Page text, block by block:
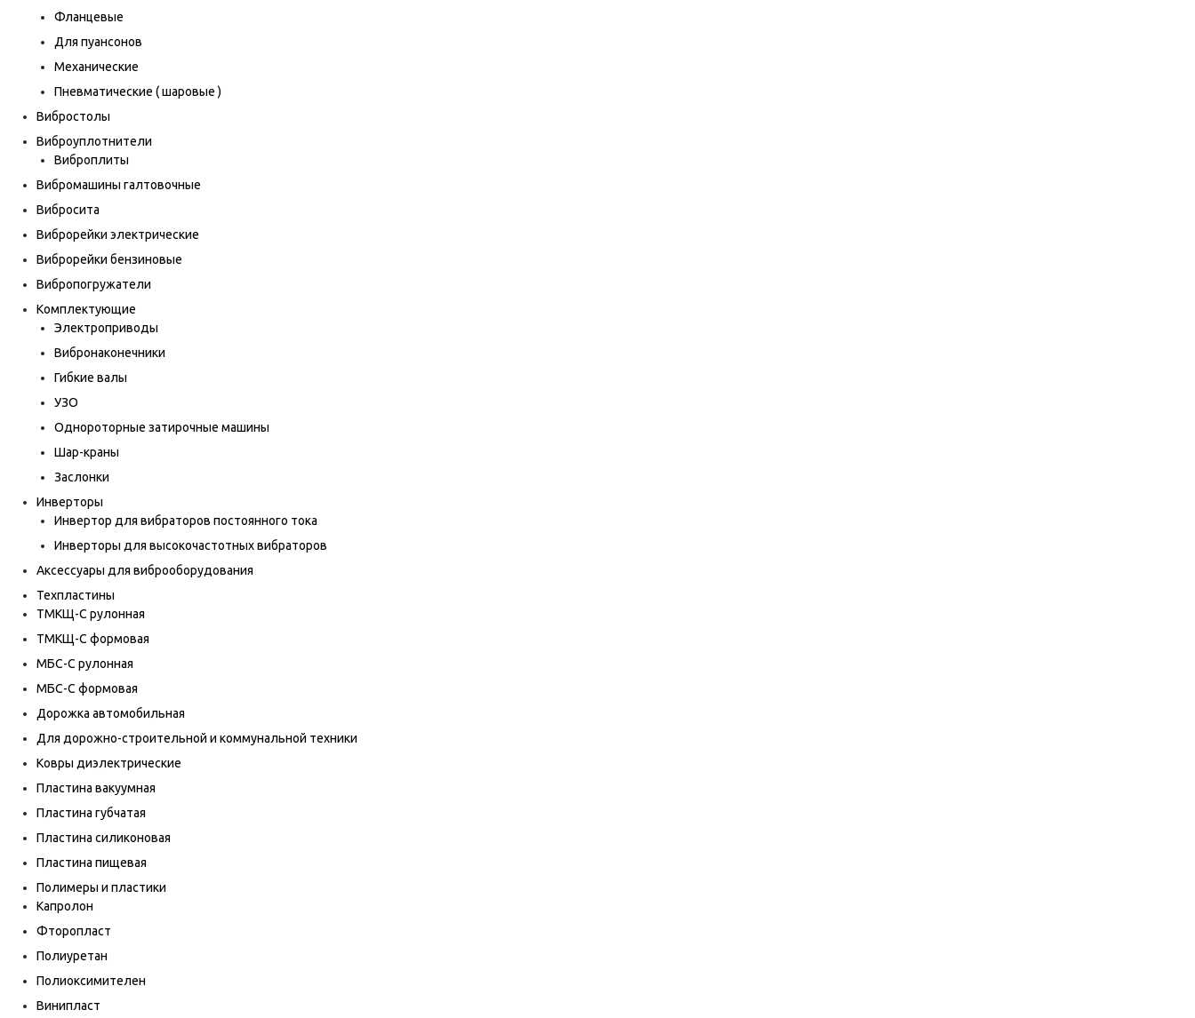
Фланцевые
Для пуансонов
Механические
Пневматические ( шаровые )
Вибростолы
Виброуплотнители
Виброплиты
Вибромашины галтовочные
Вибросита
Виброрейки электрические
Виброрейки бензиновые
Вибропогружатели
Комплектующие
Электроприводы
Вибронаконечники
Гибкие валы
УЗО
Однороторные затирочные машины
Шар-краны
Заслонки
Инверторы
Инвертор для вибраторов постоянного тока
Инверторы для высокочастотных вибраторов
Аксессуары для виброоборудования
Техпластины
ТМКЩ-С рулонная
ТМКЩ-С формовая
МБС-С рулонная
МБС-С формовая
Дорожка автомобильная
Для дорожно-строительной и коммунальной техники
Ковры диэлектрические
Пластина вакуумная
Пластина губчатая
Пластина силиконовая
Пластина пищевая
Полимеры и пластики
Капролон
Фторопласт
Полиуретан
Полиоксимителен
Винипласт